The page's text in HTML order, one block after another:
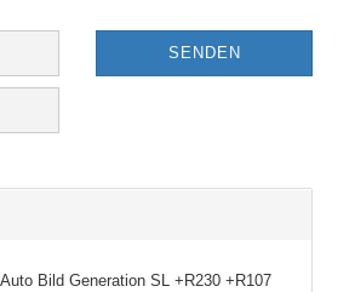
SENDEN
Auto Bild Generation SL +R230 +R107